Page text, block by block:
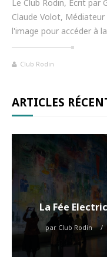
Le Club Rodin, Écrit par
Claude Volot,
l'image pour accéder à
Club Rodin
ARTICLES
La Fée
par Club Rodin /